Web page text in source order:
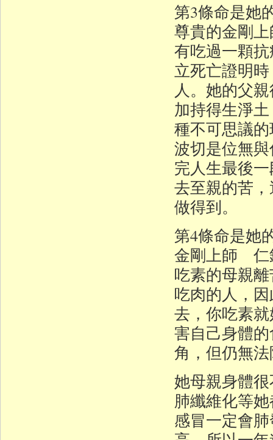
第3條命是她
尊貴的金剛
有吃過一顆
立死亡證明
人。她的父
加持得生淨
種不可思議
波切是位無
完人生最後
去至親的苦
做得到。
第4條命是她
金剛上師 仁
吃素的母親
吃肉的人，
去，你吃素
害自己身體
角，但仍無
她母親身體
肺纖維化等
感冒一定會